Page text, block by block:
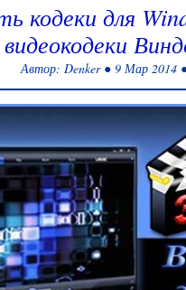
кодеки для
видеокодеки
Автор: Denker ● 9 Мар 2014